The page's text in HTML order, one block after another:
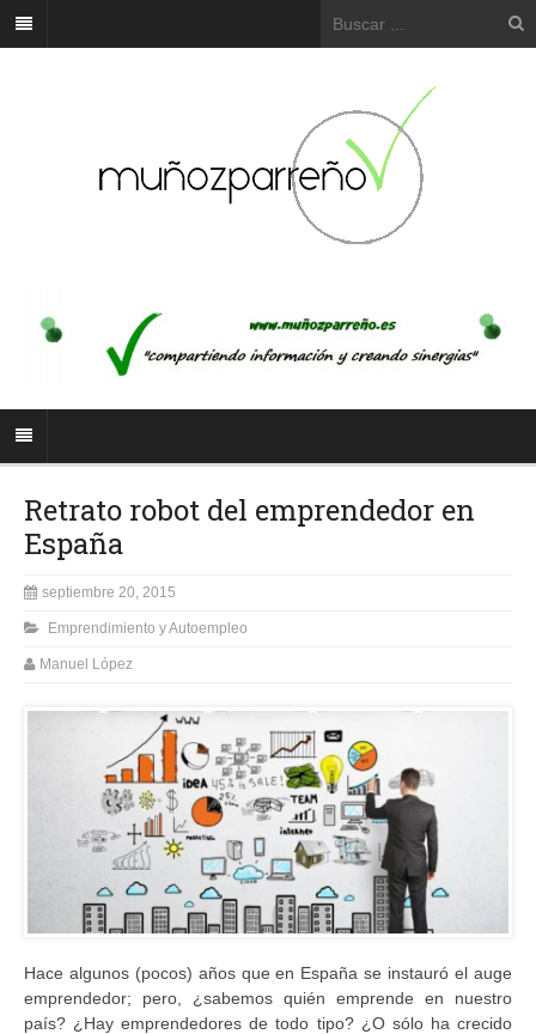
Retrato robot del emprendedor en
España
septiembre 20, 2015
Emprendimiento y Autoempleo
Manuel López
Hace algunos (pocos) años que en España se instauró el auge
emprendedor; pero, ¿sabemos quién emprende en nuestro
país? ¿Hay emprendedores de todo tipo? ¿O sólo ha crecido